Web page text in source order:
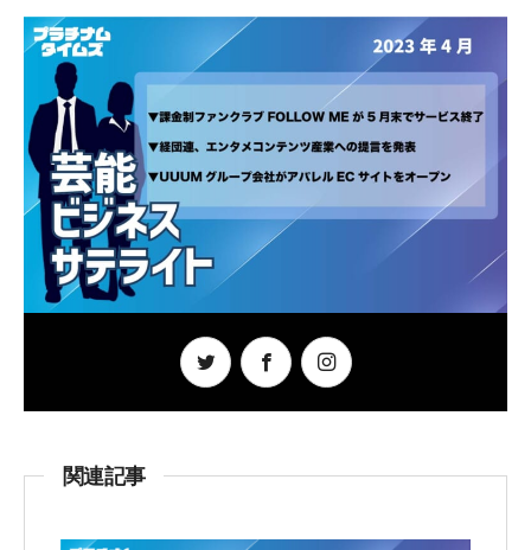
o
k
関連記事